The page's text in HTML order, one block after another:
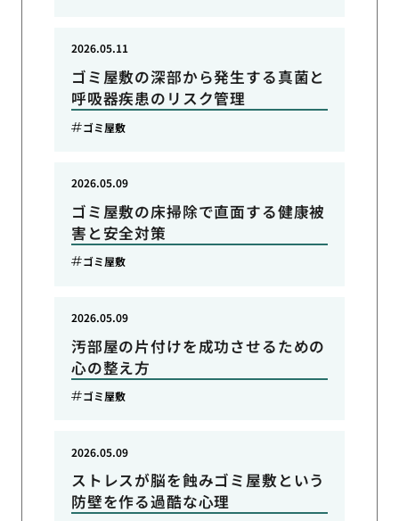
ゴミ屋敷の深部から発生する真菌と
呼吸器疾患のリスク管理
2026.05.11
ゴミ屋敷
ゴミ屋敷の床掃除で直面する健康被
害と安全対策
2026.05.09
ゴミ屋敷
汚部屋の片付けを成功させるための
心の整え方
2026.05.09
ゴミ屋敷
ストレスが脳を蝕みゴミ屋敷という
防壁を作る過酷な心理
2026.05.09